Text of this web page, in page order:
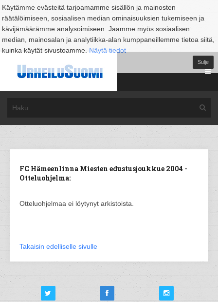
Käytämme evästeitä tarjoamamme sisällön ja mainosten
räätälöimiseen, sosiaalisen median ominaisuuksien tukemiseen ja
kävijämäärämme analysoimiseen. Jaamme myös sosiaalisen
median, mainosalan ja analytiikka-alan kumppaneillemme tietoa siitä,
kuinka käytät sivustoamme. Näytä tiedot
Sulje
FC Hämeenlinna Miesten edustusjoukkue 2004 -
Otteluohjelma:
Otteluohjelmaa ei löytynyt arkistoista.
Takaisin edelliselle sivulle